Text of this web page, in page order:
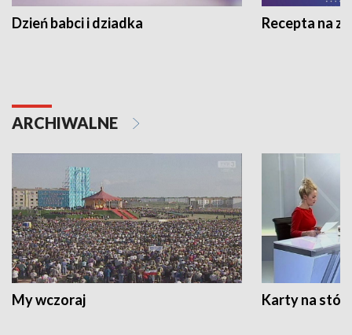
Dzień babci i dziadka Recepta na
ARCHIWALNE
My wczoraj Karty na